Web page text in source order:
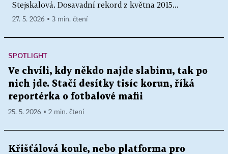
Stejskalová. Dosavadní rekord z května 2015...
27. 5. 2026 ▪ 3 min. čtení
SPOTLIGHT
Ve chvíli, kdy někdo najde slabinu, tak po
nich jde. Stačí desítky tisíc korun, říká
reportérka o fotbalové mafii
25. 5. 2026 ▪ 2 min. čtení
Křišťálová koule, nebo platforma pro